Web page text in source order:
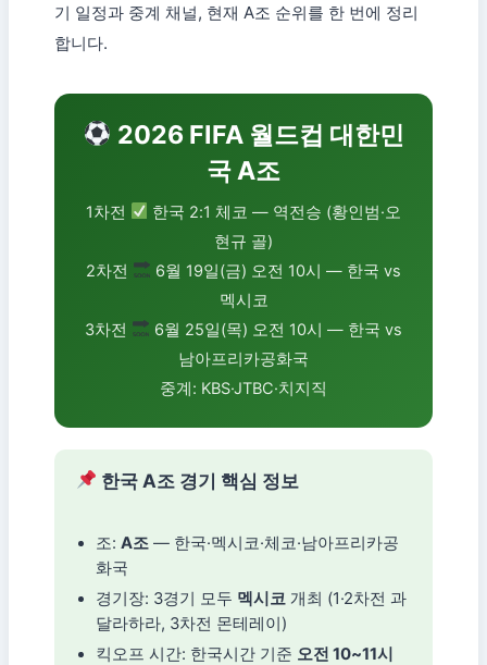
기 일정과 중계 채널, 현재 A조 순위를 한 번에 정리
합니다.
2026 FIFA 월드컵 대한민
국 A조
1차전
한국 2:1 체코 — 역전승 (황인범·오
현규 골)
2차전
6월 19일(금) 오전 10시 — 한국 vs
멕시코
3차전
6월 25일(목) 오전 10시 — 한국 vs
남아프리카공화국
중계: KBS·JTBC·치지직
한국 A조 경기 핵심 정보
조: A조 — 한국·멕시코·체코·남아프리카공
화국
경기장: 3경기 모두 멕시코 개최 (1·2차전 과
달라하라, 3차전 몬테레이)
킥오프 시간: 한국시간 기준 오전 10~11시